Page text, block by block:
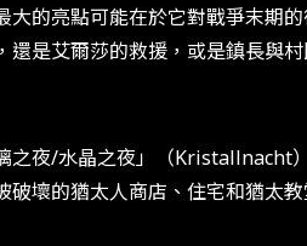
大的亮點可能在於它對戰爭末期
還是艾爾莎的救援，或是鎮長與
之夜/水晶之夜」（Kristallnacht
破壞的猶太人商店、住宅和猶太